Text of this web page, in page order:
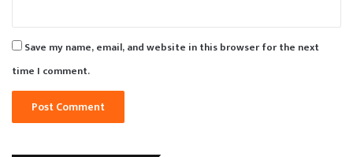
Save my name, email, and website in this browser for the next
time I comment.